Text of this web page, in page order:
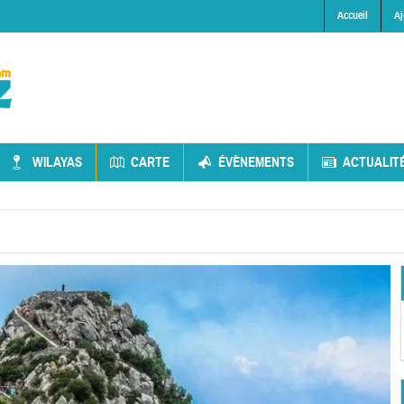
Accueil
WILAYAS CARTE ÉVÈNEMENTS